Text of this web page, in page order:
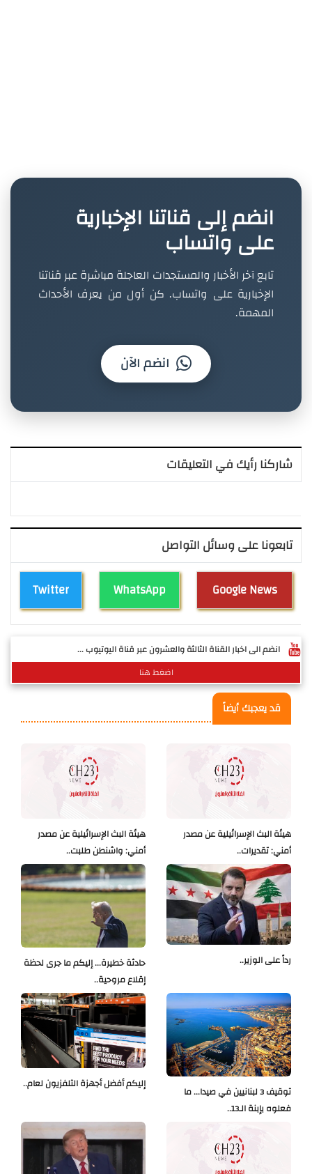
انضم إلى قناتنا الإخبارية
على واتساب
تابع آخر الأخبار والمستجدات العاجلة مباشرة عبر قناتنا
الإخبارية على واتساب. كن أول من يعرف الأحداث
المهمة.
انضم الآن
شاركنا رأيك في التعليقات
تابعونا على وسائل التواصل
Twitter WhatsApp Google News
انضم الى اخبار القناة الثالثة والعشرون عبر قناة اليوتيوب ...
اضغط هنا
قد يعجبك أيضاً
هيئة البث الإسرائيلية عن مصدر
أمني: واشنطن طلبت..
هيئة البث الإسرائيلية عن مصدر
أمني: تقديرات..
حادثة خطيرة... إليكم ما جرى لحظة
إقلاع مروحية..
رداً على الوزير..
إليكم أفضل أجهزة التلفزيون لعام..
توقيف 3 لبنانيين في صيدا... ما
فعلوه بإبنة الـ13..